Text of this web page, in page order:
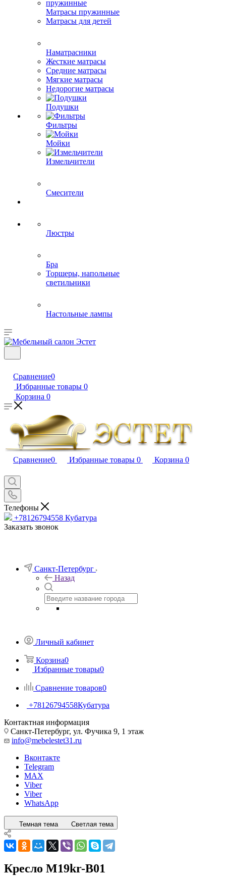
Матрасы пружинные
Матрасы для детей
Наматрасники
Жесткие матрасы
Средние матрасы
Мягкие матрасы
Недорогие матрасы
Подушки
Фильтры
Мойки
Измельчители
Смесители
Люстры
Бра
Торшеры, напольные
светильники
Настольные лампы
Сравнение0
Избранные товары 0
Корзина 0
Сравнение0 Избранные товары 0 Корзина 0
Телефоны
+78126794558 Кубатура
Заказать звонок
Санкт-Петербург
Назад
Личный кабинет
Корзина0
Избранные товары0
Сравнение товаров0
+78126794558Кубатура
Контактная информация
Санкт-Петербург, ул. Фучика 9, 1 этаж
info@mebelestet31.ru
Вконтакте
Telegram
MAX
Viber
Viber
WhatsApp
Темная тема Светлая тема
Кресло M19kr-B01